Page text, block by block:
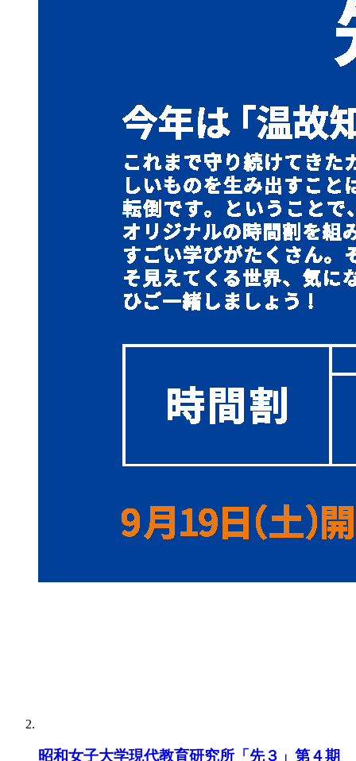
昭和女子大学現代教育研究所「先３」第４期